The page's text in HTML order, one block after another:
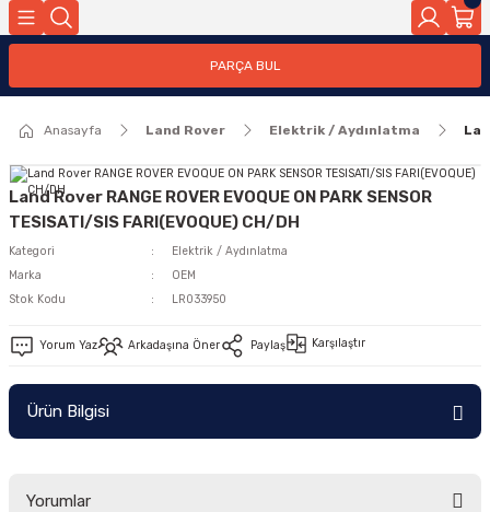
PARÇA BUL
Anasayfa Land Rover Elektrik / Aydınlatma
Land Rover RANGE ROVER EVOQUE ON PARK SENSOR
TESISATI/SIS FARI(EVOQUE) CH/DH
Kategori
Elektrik / Aydınlatma
Marka
OEM
Stok Kodu
LR033950
Yorum Yaz Arkadaşına Öner Paylaş Karşılaştır
Ürün Bilgisi
Yorumlar